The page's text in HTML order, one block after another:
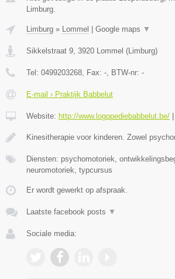
Limburg.
Limburg » Lommel | Google maps ▼
Sikkelstraat 9 3920 Lommel (Limburg)
Tel: 0499203268 , Fax: - , BTW-nr: -
E-mail › Praktijk Babbelut
Website: http://www.logopediebabbelut.be/ |
Kinesitherapie voor kinderen. Zowel
Diensten: psychomotoriek,
neuromotoriek, typcursus
Er wordt gewerkt op afspraak.
Laatste facebook posts ▼
Sociale media: